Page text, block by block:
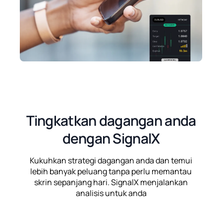
Tingkatkan dagangan anda
dengan SignalX
Kukuhkan strategi dagangan anda dan temui
lebih banyak peluang tanpa perlu memantau
skrin sepanjang hari. SignalX menjalankan
analisis untuk anda